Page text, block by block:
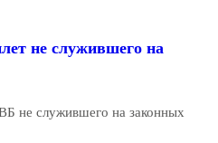
не служившего на
не служившего на законных